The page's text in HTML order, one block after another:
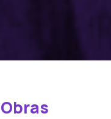
Obras